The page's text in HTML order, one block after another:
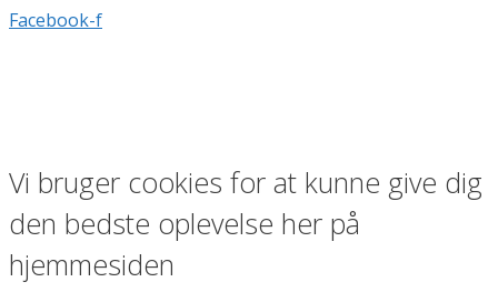
Facebook-f
Vi bruger cookies for at kunne give dig
den bedste oplevelse her på
hjemmesiden